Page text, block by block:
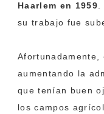
Haarlem en 1959
su trabajo fue
Afortunadamente,
aumentando la
que tenían buen
los campos